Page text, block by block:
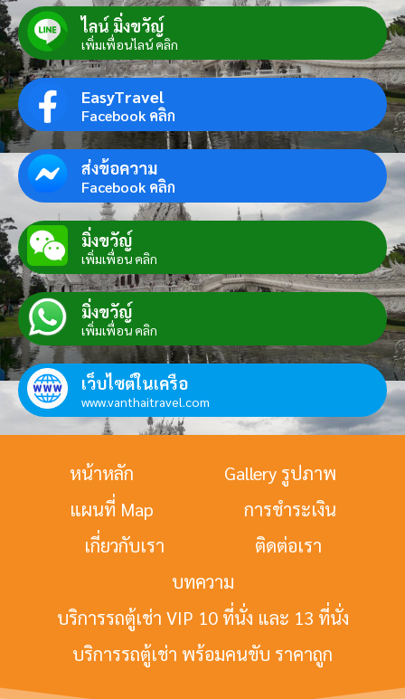
ไลน์ มิ่งขวัญ์
เพิ่มเพื่อนไลน์ คลิก
EasyTravel
Facebook คลิก
ส่งข้อความ
Facebook คลิก
มิ่งขวัญ์
เพิ่มเพื่อน คลิก
มิ่งขวัญ์
เพิ่มเพื่อน คลิก
เว็บไซต์ในเครือ
www.vanthaitravel.com
หน้าหลัก
Gallery รูปภาพ
แผนที่ Map
การชำระเงิน
เกี่ยวกับเรา
ติดต่อเรา
บทความ
บริการรถตู้เช่า VIP 10 ที่นั่ง และ 13 ที่นั่ง
บริการรถตู้เช่า พร้อมคนขับ ราคาถูก